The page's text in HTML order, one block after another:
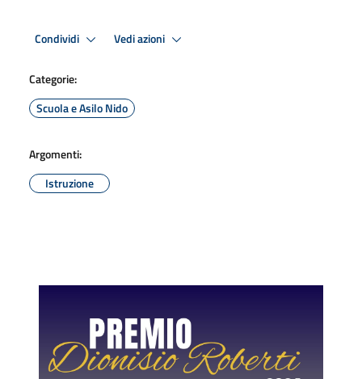
Condividi Vedi azioni
Categorie:
Scuola e Asilo Nido
Argomenti:
Istruzione